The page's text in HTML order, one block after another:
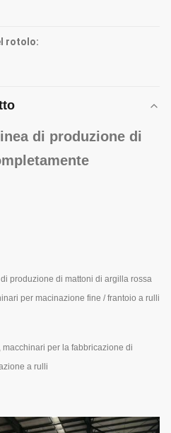
rotolo:
di produzione di
produzione di mattoni di argilla rossa
per macinazione fine / frantoio a rulli
per la fabbricazione di
a rulli